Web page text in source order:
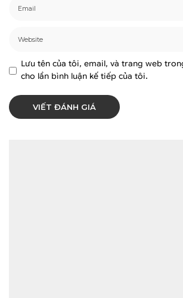
Lưu tên của tôi, email, và trang web
cho lần bình luận kế tiếp của tôi.